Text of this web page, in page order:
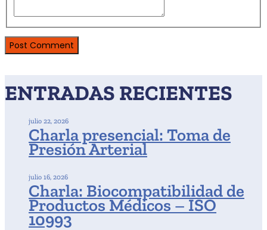
ENTRADAS RECIENTES
Charla presencial: Toma de
Presión Arterial
julio 22, 2026
Charla: Biocompatibilidad de
Productos Médicos – ISO
10993
julio 16, 2026